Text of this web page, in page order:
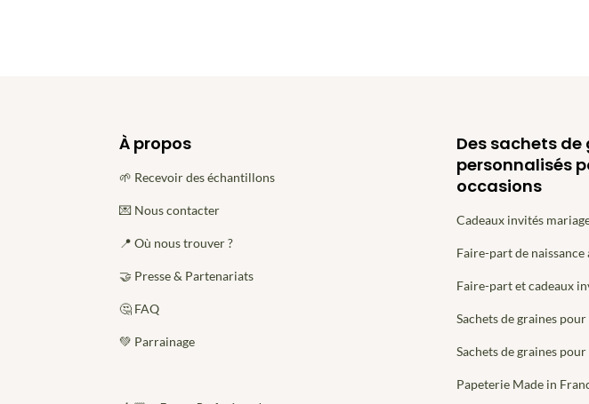
À propos
🌱 Recevoir des échantillons
💌 Nous contacter
📍 Où nous trouver ?
🤝 Presse & Partenariats
🤔 FAQ
💚 Parrainage
Des sachets de
personnalisés
occasions
Cadeaux invités
Faire-part de naissance
Faire-part et cadeaux
Sachets de graines
Sachets de graines
Papeterie Made in